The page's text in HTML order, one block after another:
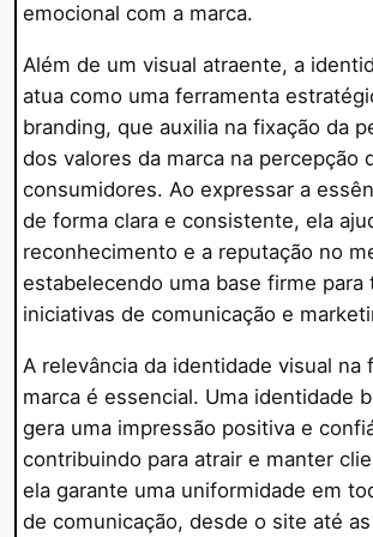
emocional com a marca.
Além de um visual atraente, a
atua como uma ferramenta
branding, que auxilia na fixação da
dos valores da marca na percepção
consumidores. Ao expressar a
de forma clara e consistente, ela
reconhecimento e a reputação no
estabelecendo uma base firme para
iniciativas de comunicação e
A relevância da identidade visual na
marca é essencial. Uma identidade
gera uma impressão positiva e
contribuindo para atrair e manter
ela garante uma uniformidade em
de comunicação, desde o site até